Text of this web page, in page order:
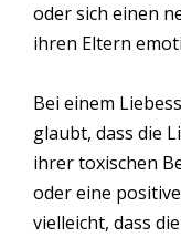
oder sich einen
ihren Eltern
Bei einem
glaubt, dass die
ihrer toxischen
oder eine
vielleicht, dass